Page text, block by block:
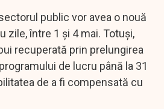
public vor avea o nouă
zile, între 1 și 4 mai. Totuși,
recuperată prin prelungirea
de lucru până la 31
de a fi compensată cu